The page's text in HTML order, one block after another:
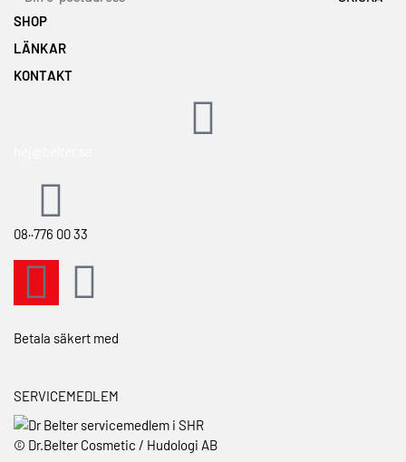
08··776 00 33
Betala säkert med
SERVICEMEDLEM
© Dr.Belter Cosmetic / Hudologi AB
SHOP
Topplistan
Min önskelista
LÄNKAR
Våra hudvårdsserier
KONTAKT